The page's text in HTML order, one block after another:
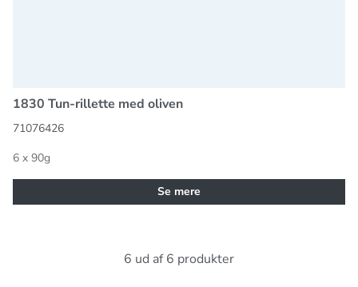
1830 Tun-rillette med oliven
71076426
6 x 90g
Se mere
6 ud af 6 produkter